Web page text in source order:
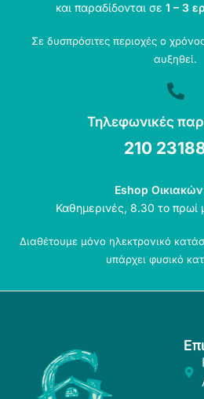
και παραδίδονται σε 1 – 3
Σε δυσπρόσιτες περιοχές ο
αυξηθεί.
Τηλεφωνικές
210
Eshop
Καθημερινές, 8.30 το πρωί
Διαθέτουμε μόνο ηλεκτρονικό
υπάρχει φυσικό